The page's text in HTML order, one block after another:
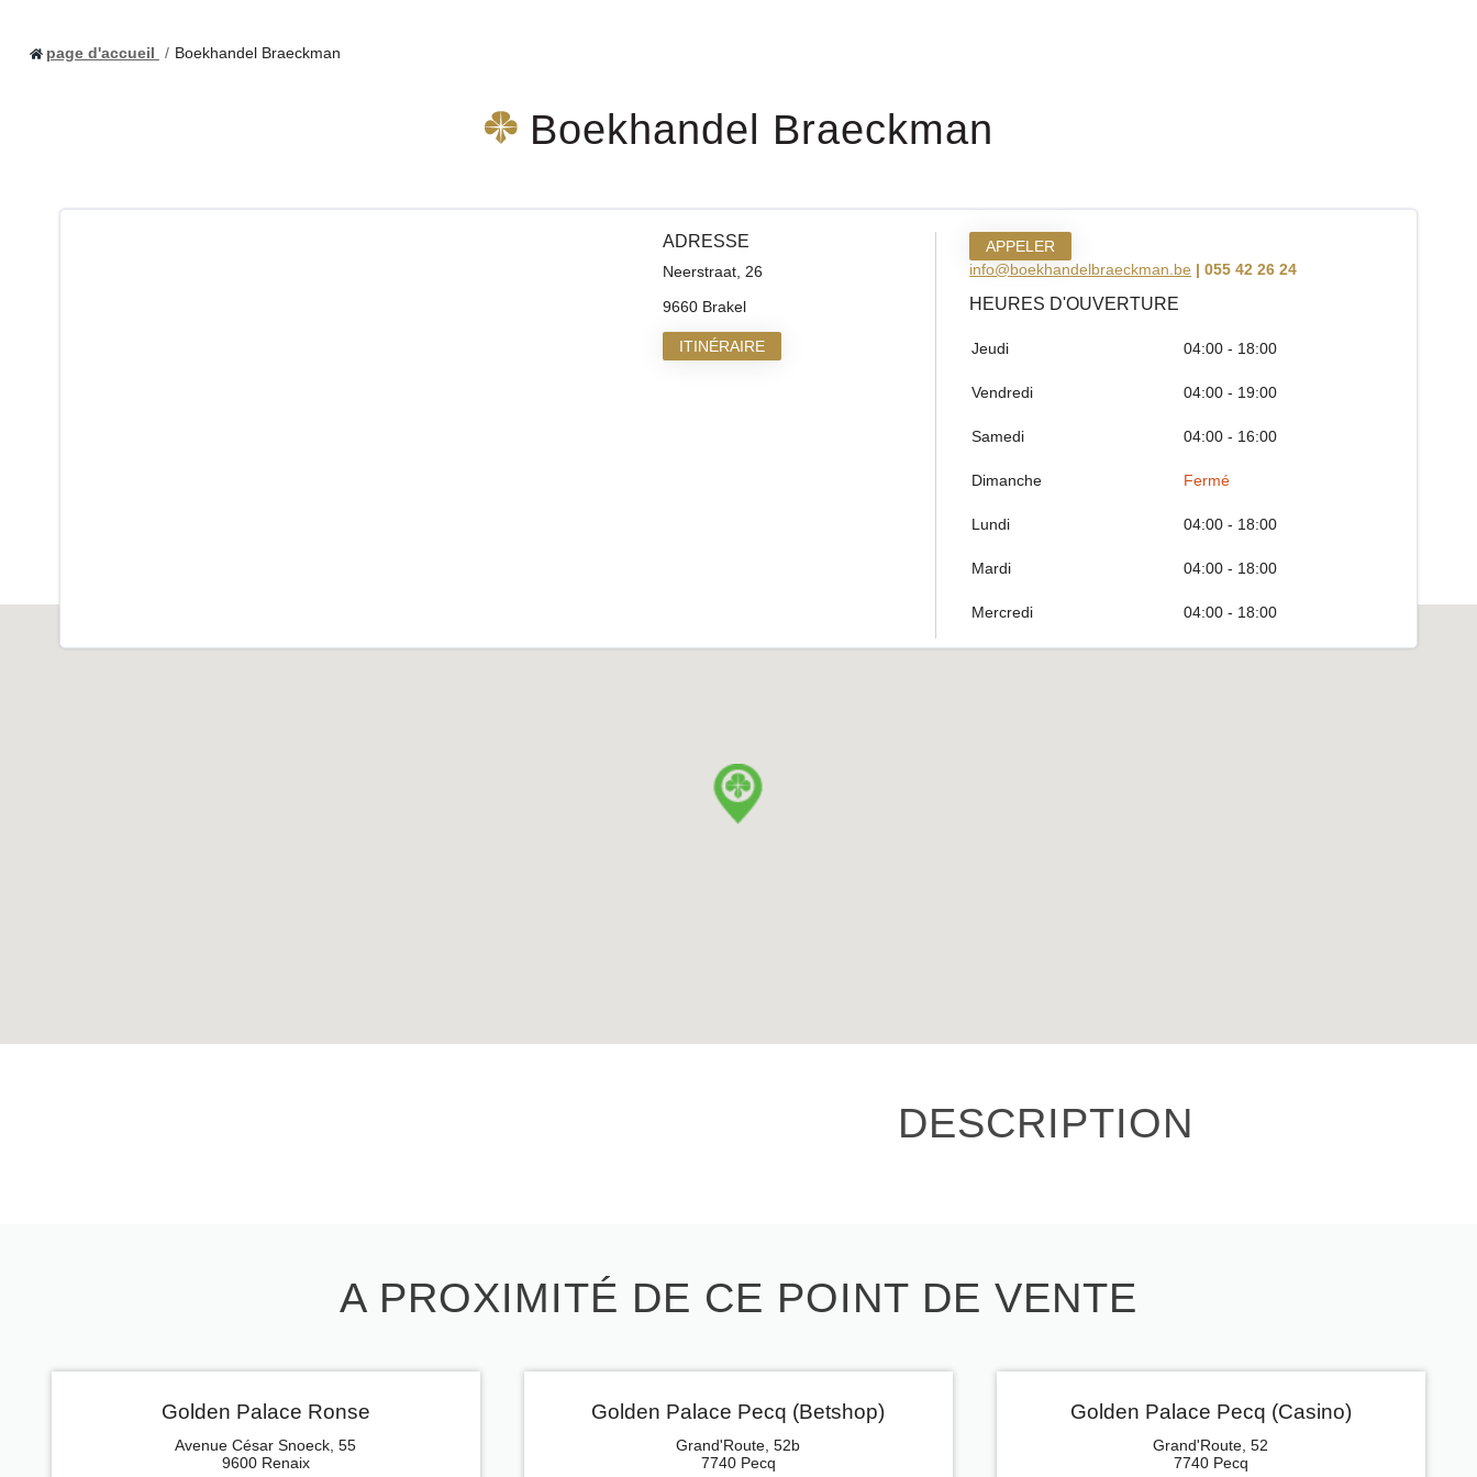
page d'accueil Boekhandel Braeckman
Boekhandel Braeckman
ADRESSE
Neerstraat, 26
9660 Brakel
ITINÉRAIRE
APPELER
info@boekhandelbraeckman.be | 055 42 26 24
HEURES D'OUVERTURE
Jeudi 04:00 - 18:00
Vendredi 04:00 - 19:00
Samedi 04:00 - 16:00
Dimanche Fermé
Lundi 04:00 - 18:00
Mardi 04:00 - 18:00
Mercredi 04:00 - 18:00
DESCRIPTION
A PROXIMITÉ DE CE POINT DE VENTE
Golden Palace Ronse
Avenue César Snoeck, 55
9600 Renaix
Golden Palace Pecq (Betshop)
Grand'Route, 52b
7740 Pecq
Golden Palace Pecq (Casino)
Grand'Route, 52
7740 Pecq